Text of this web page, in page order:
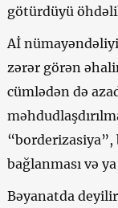
götürdüyü
Aİ
zərər görən
cümlədən də
“borderizasiya”,
bağlanması və
Bəyanatda